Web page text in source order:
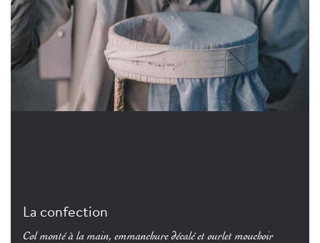
La confection
Col monté à la main, emmanchure décalé et ourlet mouchoir